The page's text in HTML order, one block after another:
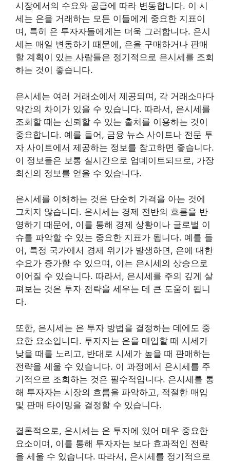
시장에서의 수요와 공급에 따라 변동합니다. 이 시
세는 은을 거래하는 모든 이들에게 중요한 지표이
며, 특히 은 투자자들에게는 더욱 그러합니다. 은시
세는 매일 변동하기 때문에, 은을 구매하거나 판매
할 계획이 있는 사람들은 정기적으로 은시세를 조회
하는 것이 좋습니다.
은시세는 여러 거래소에서 제공되며, 각 거래소마다
약간의 차이가 있을 수 있습니다. 따라서, 은시세를
조회할 때는 신뢰할 수 있는 출처를 이용하는 것이
중요합니다. 예를 들어, 금융 뉴스 사이트나 전문 투
자 사이트에서 제공하는 정보를 참고하면 좋습니다.
이 정보들은 보통 실시간으로 업데이트되므로, 가장
최신의 정보를 얻을 수 있습니다.
은시세를 이해하는 것은 단순히 가격을 아는 것에
그치지 않습니다. 은시세는 경제 전반의 흐름을 반
영하기 때문에, 이를 통해 경제 상황이나 글로벌 이
슈를 파악할 수 있는 중요한 지표가 됩니다. 예를 들
어, 특정 국가에서 경제 위기가 발생하면, 은에 대한
수요가 증가할 수 있으며, 이는 은시세의 상승으로
이어질 수 있습니다. 따라서, 은시세를 주의 깊게 살
펴보는 것은 투자 전략을 세우는 데 큰 도움이 됩니
다.
또한, 은시세는 은 투자 방법을 결정하는 데에도 중
요한 요소입니다. 투자자는 은을 매입할 때 시세가
낮을 때를 노리고, 반대로 시세가 높을 때 판매하는
전략을 세울 수 있습니다. 이 과정에서 은시세를 주
기적으로 조회하는 것은 필수적입니다. 은시세를 통
해 투자자는 시장의 흐름을 파악하고, 적절한 매입
및 판매 타이밍을 결정할 수 있습니다.
결론적으로, 은시세는 은 투자에 있어 매우 중요한
요소이며, 이를 통해 투자자는 보다 효과적인 전략
을 세울 수 있습니다. 따라서, 은시세를 정기적으로